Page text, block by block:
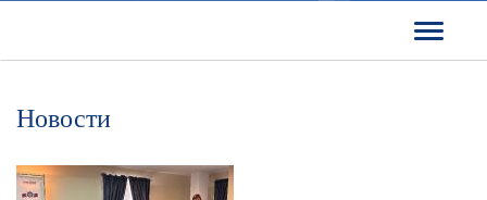
Новости